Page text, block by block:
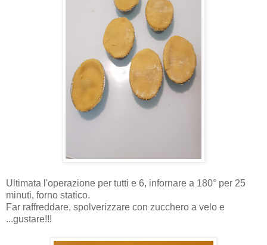
Ultimata l'operazione per tutti e 6, infornare a 180° per 25
minuti, forno statico.
Far raffreddare, spolverizzare con zucchero a velo e
...gustare!!!